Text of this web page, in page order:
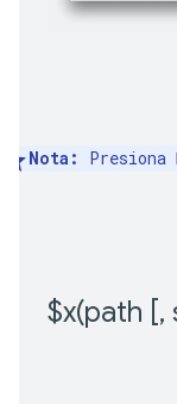
Nota: Presiona
$x(path [,